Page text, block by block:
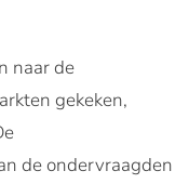
naar de
gekeken,
de ondervraagden